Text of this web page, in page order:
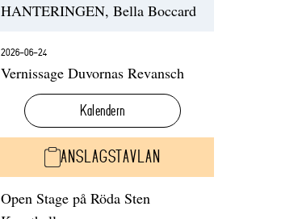
HANTERINGEN, Bella Boccard
2026-06-24
Vernissage Duvornas Revansch
Kalendern
ANSLAGSTAVLAN
Open Stage på Röda Sten